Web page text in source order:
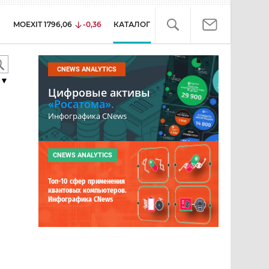
MOEXIT 1796,06 -0,36 КАТАЛОГ
▼
CNEWS ANALYTICS
Цифровые активы
«Росатома».
Инфографика CNews
CNEWS ANALYTICS
Топ-10 сфер применения
квантовых компьютеров.
Инфографика CNews